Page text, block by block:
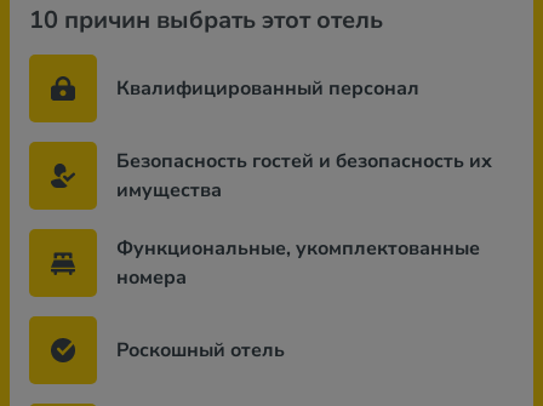
10 причин выбрать этот отель
Квалифицированный персонал
Безопасность гостей и безопасность их
имущества
Функциональные, укомплектованные
номера
Роскошный отель